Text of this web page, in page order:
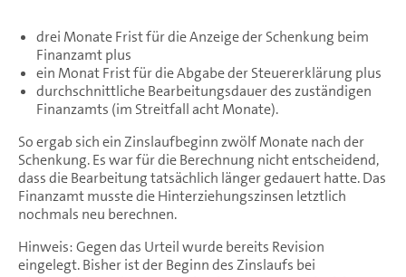
drei Monate Frist für die Anzeige der Schenkung beim
Finanzamt plus
ein Monat Frist für die Abgabe der Steuererklärung plus
durchschnittliche Bearbeitungsdauer des zuständigen
Finanzamts (im Streitfall acht Monate).
So ergab sich ein Zinslaufbeginn zwölf Monate nach der
Schenkung. Es war für die Berechnung nicht entscheidend,
dass die Bearbeitung tatsächlich länger gedauert hatte. Das
Finanzamt musste die Hinterziehungszinsen letztlich
nochmals neu berechnen.
Hinweis: Gegen das Urteil wurde bereits Revision
eingelegt. Bisher ist der Beginn des Zinslaufs bei